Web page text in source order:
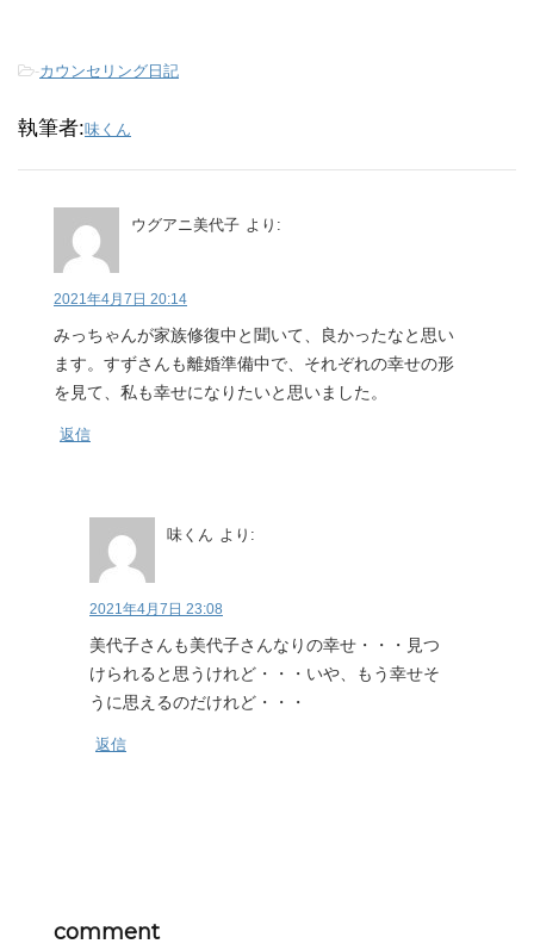
-カウンセリング日記
執筆者:味くん
ウグアニ美代子 より:
2021年4月7日 20:14
みっちゃんが家族修復中と聞いて、良かったなと思い
ます。すずさんも離婚準備中で、それぞれの幸せの形
を見て、私も幸せになりたいと思いました。
返信
味くん より:
2021年4月7日 23:08
美代子さんも美代子さんなりの幸せ・・・見つ
けられると思うけれど・・・いや、もう幸せそ
うに思えるのだけれど・・・
返信
comment